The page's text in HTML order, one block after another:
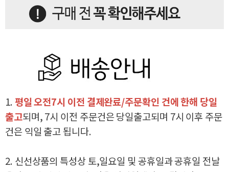
1. 평일 오전7시 이전 결제완료/주문확인 건에 한해 당일
출고되며, 7시 이전 주문건은 당일출고되며 7시 이후 주문
건은 익일 출고 됩니다.
2. 신선상품의 특성상 토,일요일 및 공휴일과 공휴일 전날